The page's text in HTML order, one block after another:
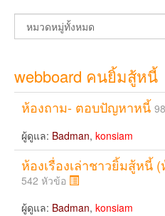
webboard คนยิ้มสู้หนี้
ห้องถาม- ตอบปัญหาหนี้
ผู้ดูแล: Badman, konsiam
ห้องเรื่องเล่าชาวยิ้มสู้หนี้
542 หัวข้อ
ผู้ดูแล: Badman, konsiam